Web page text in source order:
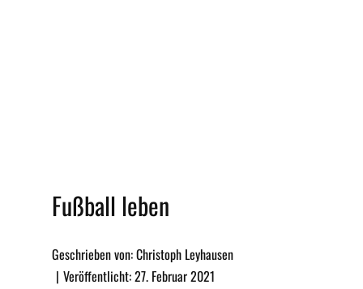
Fußball leben
Geschrieben von: Christoph Leyhausen
Veröffentlicht: 27. Februar 2021